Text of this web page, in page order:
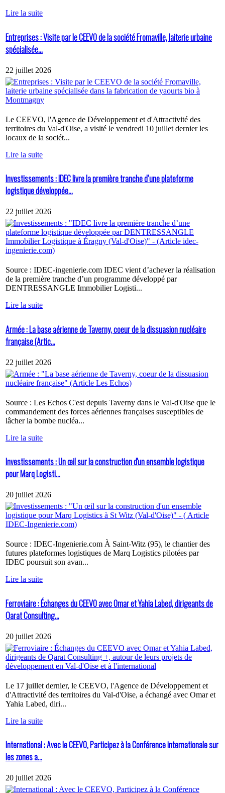
Lire la suite
Entreprises : Visite par le CEEVO de la société Fromaville, laiterie urbaine
spécialisée...
22 juillet 2026
Le CEEVO, l'Agence de Développement et d'Attractivité des
territoires du Val-d'Oise, a visité le vendredi 10 juillet dernier les
locaux de la sociét...
Lire la suite
Investissements : IDEC livre la première tranche d’une plateforme
logistique développée...
22 juillet 2026
Source : IDEC-ingenierie.com IDEC vient d’achever la réalisation
de la première tranche d’un programme développé par
DENTRESSANGLE Immobilier Logisti...
Lire la suite
Armée : La base aérienne de Taverny, coeur de la dissuasion nucléaire
française (Artic...
22 juillet 2026
Source : Les Echos C'est depuis Taverny dans le Val-d'Oise que le
commandement des forces aériennes françaises susceptibles de
lâcher la bombe nucléa...
Lire la suite
Investissements : Un œil sur la construction d'un ensemble logistique
pour Marq Logisti...
20 juillet 2026
Source : IDEC-Ingenierie.com À Saint-Witz (95), le chantier des
futures plateformes logistiques de Marq Logistics pilotées par
IDEC poursuit son avan...
Lire la suite
Ferroviaire : Échanges du CEEVO avec Omar et Yahia Labed, dirigeants de
Qarat Consulting...
20 juillet 2026
Le 17 juillet dernier, le CEEVO, l'Agence de Développement et
d'Attractivité des territoires du Val-d'Oise, a échangé avec Omar et
Yahia Labed, diri...
Lire la suite
International : Avec le CEEVO, Participez à la Conférence internationale sur
les zones a...
20 juillet 2026